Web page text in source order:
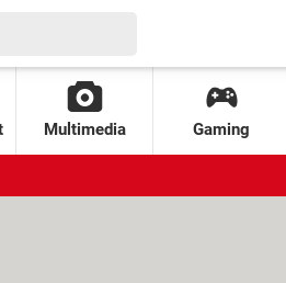
Multimedia Gaming